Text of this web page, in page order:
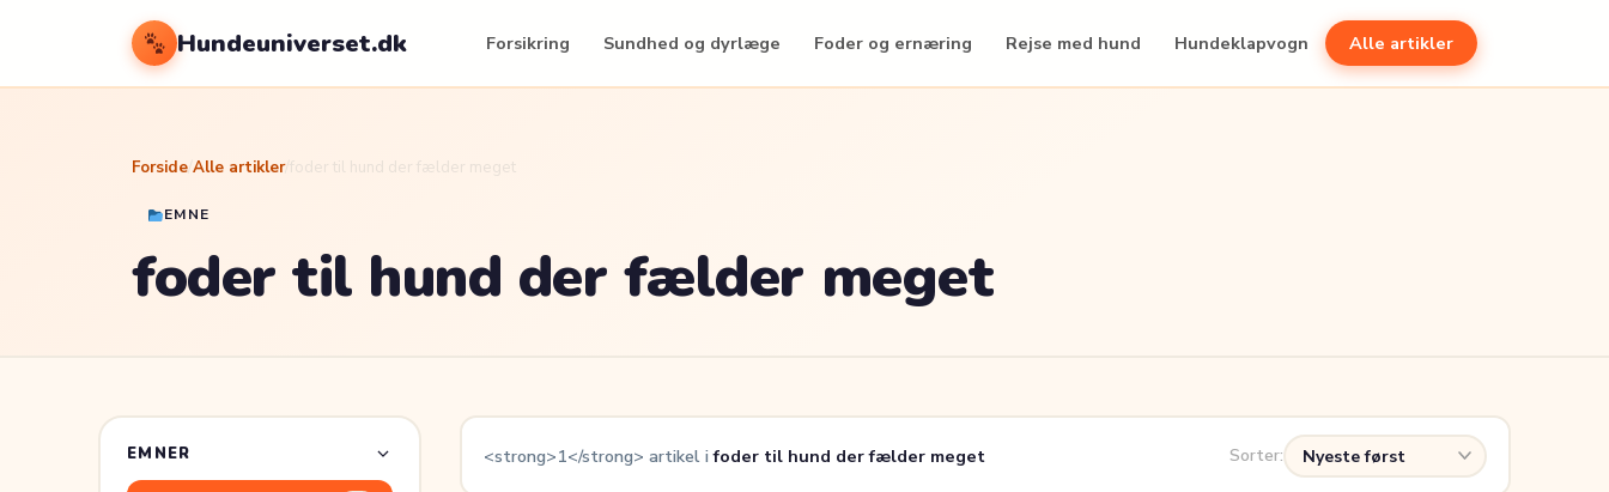
Hundeuniverset.dk Forsikring Sundhed og dyrlæge Foder og ernæring Rejse med hund Hundeklapvogn Alle artikler
Forside Alle artikler/
EMNE
foder til hund der fælder meget
EMNER <strong>1</strong> artikel ifoder til hund der fælder meget Sorter: